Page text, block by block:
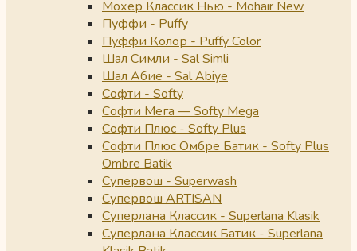
Мохер Классик Нью - Mohair New
Пуффи - Puffy
Пуффи Колор - Puffy Color
Шал Симли - Sal Simli
Шал Абие - Sal Abiye
Софти - Softy
Софти Мега — Softy Mega
Софти Плюс - Softy Plus
Софти Плюс Омбре Батик - Softy Plus
Ombre Batik
Супервош - Superwash
Супервош ARTISAN
Суперлана Классик - Superlana Klasik
Суперлана Классик Батик - Superlana